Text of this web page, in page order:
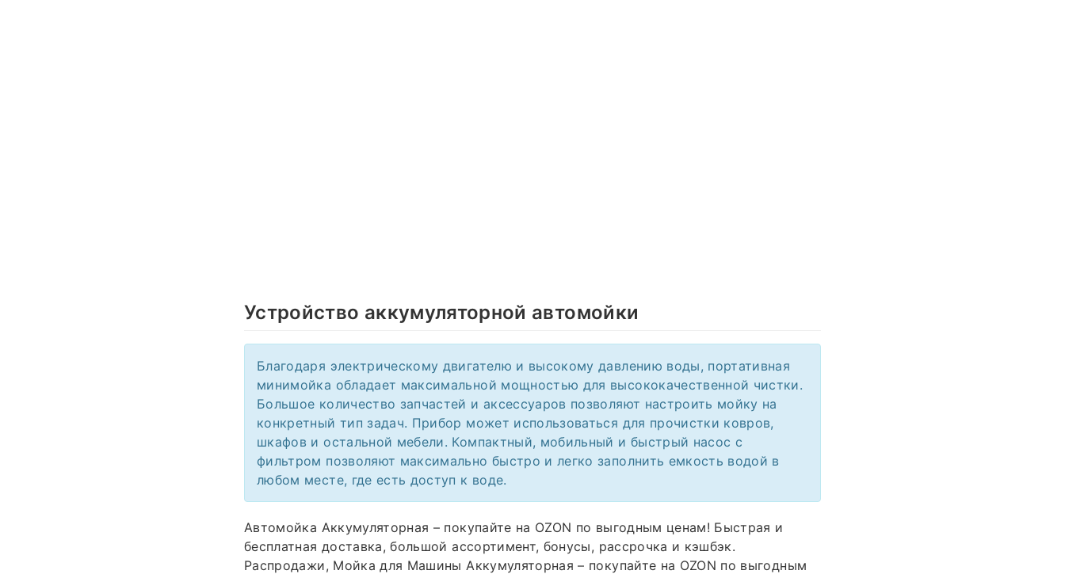
Устройство аккумуляторной автомойки
Благодаря электрическому двигателю и высокому давлению воды, портативная
минимойка обладает максимальной мощностью для высококачественной чистки.
Большое количество запчастей и аксессуаров позволяют настроить мойку на
конкретный тип задач. Прибор может использоваться для прочистки ковров,
шкафов и остальной мебели. Компактный, мобильный и быстрый насос с
фильтром позволяют максимально быстро и легко заполнить емкость водой в
любом месте, где есть доступ к воде.
Автомойка Аккумуляторная – покупайте на OZON по выгодным ценам! Быстрая и
бесплатная доставка, большой ассортимент, бонусы, рассрочка и кэшбэк.
Распродажи, Мойка для Машины Аккумуляторная – покупайте на OZON по выгодным